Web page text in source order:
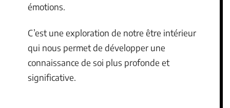
émotions.
C’est une exploration de notre être intérieur
qui nous permet de développer une
connaissance de soi plus profonde et
significative.